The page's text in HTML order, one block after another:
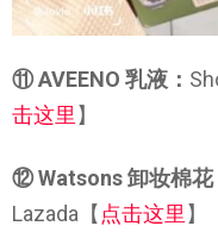
⑪ AVEENO 乳液：
击这里 】
⑫ Watsons 卸妆棉花
Lazada【点击这里】